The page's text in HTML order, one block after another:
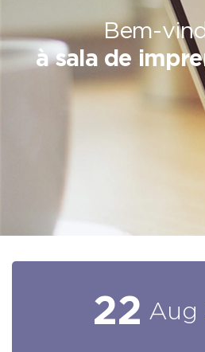
Bem-
à sala de
22 Aug